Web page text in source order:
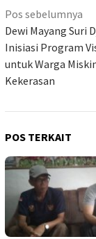
Navigasi
pos
Pos sebelumnya
Dewi Mayang Suri
Inisiasi Program
untuk Warga
Kekerasan
POS TERKAIT